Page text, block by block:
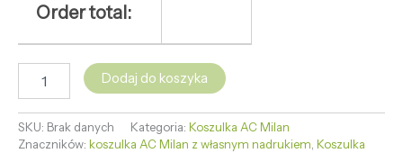
Order total:
Dodaj do koszyka
SKU: Brak danych Kategoria: Koszulka AC Milan
Znaczników: koszulka AC Milan z własnym nadrukiem, Koszulka